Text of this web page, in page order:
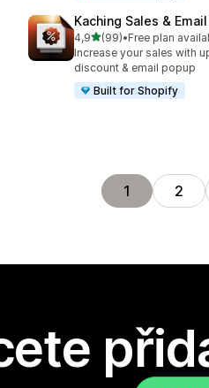
Kaching Sales &
4,9z 5 hvězd
(99)
Celkový počet recenzí: 99
•Free plan
Increase your sales with
discount & email popup
Built for Shopify
1 2